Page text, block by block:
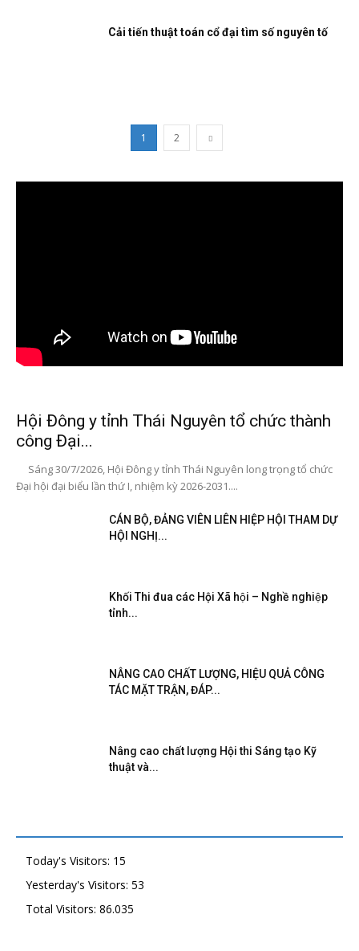
Cải tiến thuật toán cổ đại tìm số nguyên tố
1 2
Hội Đông y tỉnh Thái Nguyên tổ chức thành
công Đại...
Sáng 30/7/2026, Hội Đông y tỉnh Thái Nguyên long trọng tổ chức
Đại hội đại biểu lần thứ I, nhiệm kỳ 2026-2031....
CÁN BỘ, ĐẢNG VIÊN LIÊN HIỆP HỘI THAM DỰ
HỘI NGHỊ...
Khối Thi đua các Hội Xã hội – Nghề nghiệp
tỉnh...
NÂNG CAO CHẤT LƯỢNG, HIỆU QUẢ CÔNG
TÁC MẶT TRẬN, ĐÁP...
Nâng cao chất lượng Hội thi Sáng tạo Kỹ
thuật và...
Today's Visitors: 15
Yesterday's Visitors: 53
Total Visitors: 86.035